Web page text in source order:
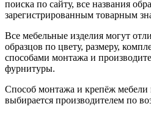
поиска по сайту, все названия
зарегистрированным товарным
Все мебельные изделия могут
образцов по цвету, размеру,
способами монтажа и
фурнитуры.
Способ монтажа и крепёж мебели
выбирается производителем по